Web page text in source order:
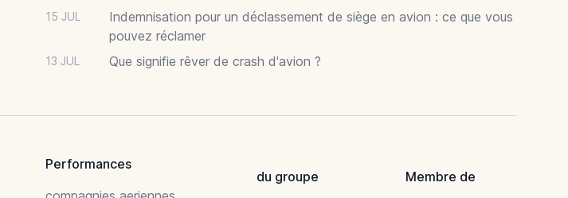
15 JUL
Indemnisation pour un déclassement de siège en avion : ce que vous
pouvez réclamer
13 JUL Que signifie rêver de crash d'avion ?
Performances
du groupe Membre de